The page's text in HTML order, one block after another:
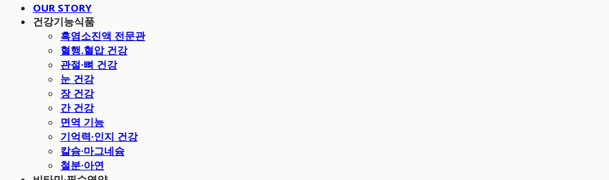
OUR STORY
건강기능식품
흑염소진액 전문관
혈행.혈압 건강
관절·뼈 건강
눈 건강
장 건강
간 건강
면역 기능
기억력·인지 건강
칼슘·마그네슘
철분·아연